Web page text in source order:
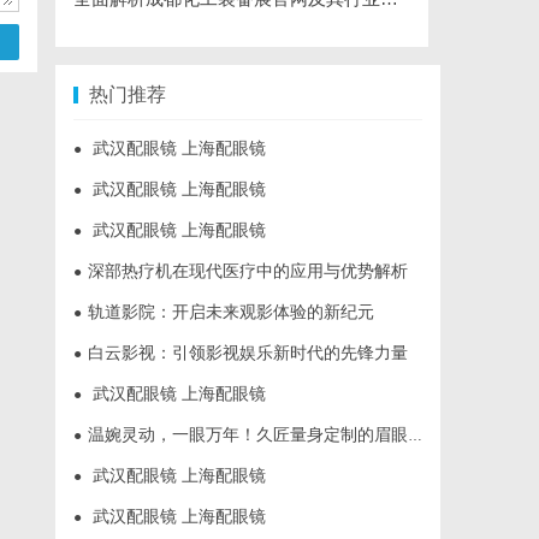
热门推荐
● 武汉配眼镜 上海配眼镜
● 武汉配眼镜 上海配眼镜
● 武汉配眼镜 上海配眼镜
● 深部热疗机在现代医疗中的应用与优势解析
● 轨道影院：开启未来观影体验的新纪元
● 白云影视：引领影视娱乐新时代的先锋力量
● 武汉配眼镜 上海配眼镜
● 温婉灵动，一眼万年！久匠量身定制的眉眼唇，才是你整张脸的点睛之笔！淡颜系女生的气质加分项
● 武汉配眼镜 上海配眼镜
● 武汉配眼镜 上海配眼镜